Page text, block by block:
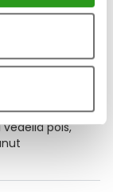
leviä tai
1.10.2025
sais olla.
pois,